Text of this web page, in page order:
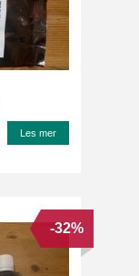
Les mer
-32%